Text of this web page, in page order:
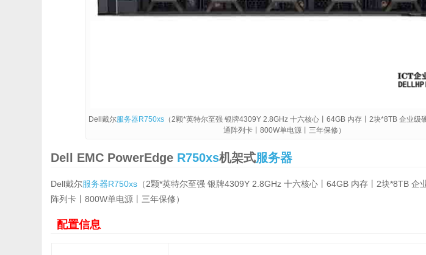
Dell戴尔服务器R750xs （2颗*英特尔至强 银牌4309Y 2.8GHz 十六核心丨64GB 内存丨2块*8TB 企业级
通阵列卡丨800W单电源丨三年保修）
Dell EMC PowerEdge R750xs机架式服务器
Dell戴尔服务器R750xs （2颗*英特尔至强 银牌4309Y 2.8GHz 十六核心丨64GB 内存丨2块*8TB 企
阵列卡丨800W单电源丨三年保修）
配置信息